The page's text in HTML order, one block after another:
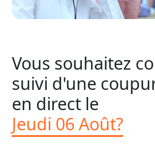
Vous souhaitez
suivi d'une
en direct le
Jeudi 06 Août?